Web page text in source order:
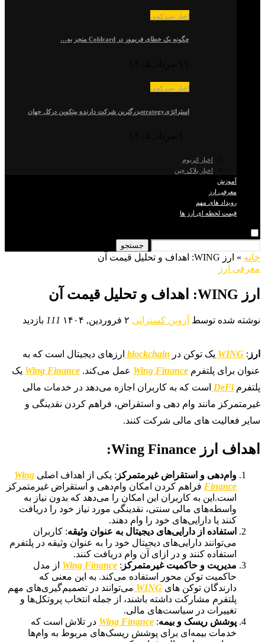
اخبار بیت کوین
چگونه یک خطای فریم‌ور در Coldcard منجر به…
اخبار بیت کوین
استراتژیstrategyبزرگترین شرکت دارنده بیتکوین درکل جهان
اخبار اتریوم
اخبار بلاک چین
آموزش
معرفی ارز
رویداد های مهم
قیمت لحظه ای ارز ها
جستجو
خانه » ارز WING: اهداف و تحلیل قیمت آن
معرفی ارز
ارز WING: اهداف و تحلیل قیمت آن
نوشته شده توسط آروین کسنزانی ۲ فروردین, ۱۴۰۴ 111 بازدید
ارز :
WING یک توکن در blockchain ارز‌های دیجیتال است که به
عنوان برای پلتفرم Wing Finance عمل می‌کند. Wing Finance یک
پلتفرمDeFi است که به کاربران اجازه می‌دهد در خدمات مالی
غیر‌متمرکز مانند وام دهی و استقراض، فراهم کردن نقدینگی و
سایر فعالیت های مالی شرکت کنند.
اهداف ارز Wing Finance:
وام‌دهی و استقراض غیر‌متمرکز : یکی از اهداف اصلی Wing
Finance فراهم کردن امکان وام‌دهی و استقراض غیر‌متمرکز
است.این به کاربران این امکان را می‌دهد که بدون نیاز به
واسطه‌های مالی سنتی، نقدینگی مورد نیاز خود را دریافت
کنند یا دارایی‌های خود را وام دهند.
استفاده از دارایی‌های دیجیتال به عنوان وثیقه: کاربران
می‌توانند دارایی‌های دیجیتال خود را به عنوان وثیقه در پلتفرم
استفاده کنند و در ازای آن وام دریافت کنند.
مدیریت و حاکمیت غیر‌متمرکز :
Wing Finance از مدل
حاکمیت توکن محور استفاده می‌کند. به این معنی که
دارندگان توکن های WING می‌توانند در تصمیم‌گیری‌های مهم
پلتفرم مشارکت داشته باشند، از جمله انتخاب پروتکل‌ها و
تغییرات در سیاست‌های مالی.
پوشش ریسک و بیمه:
Wing Finance در تلاش است که
خدمات بیمه‌ای برای پوشش ریسک‌های مربوط به وام‌ها